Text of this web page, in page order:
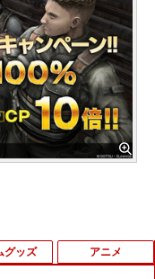
グッズ アニメ